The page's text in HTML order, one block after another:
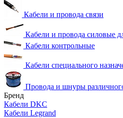
Кабели и провода связи
Кабели и провода силовые
Кабели контрольные
Кабели специального
Провода и шнуры
Бренд
Кабели DKC
Кабели Legrand